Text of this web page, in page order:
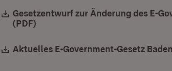
Download:
Gesetzentwurf zur Änderung des E-
(PDF)
Download:
Aktuelles E-Government-Gesetz